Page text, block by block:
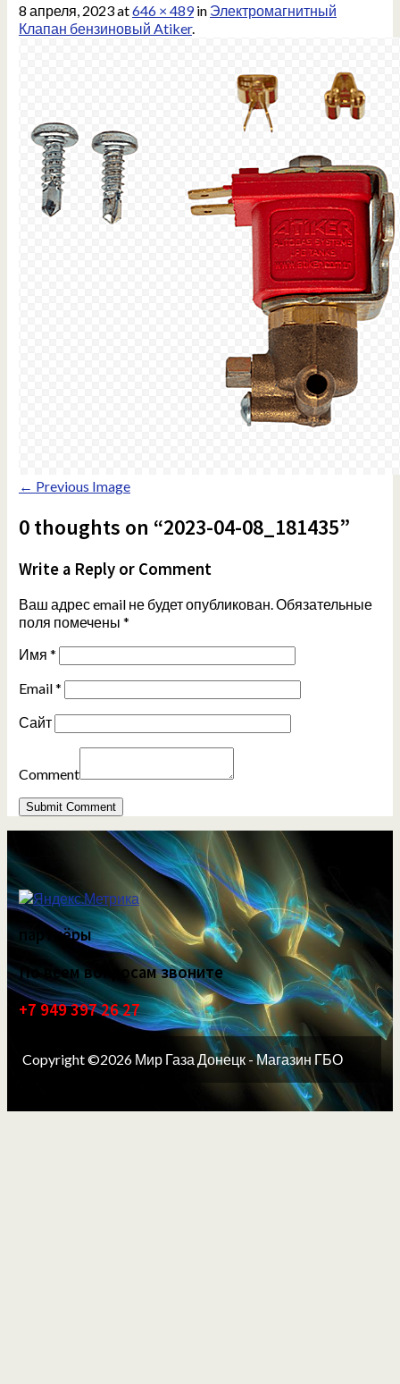
8 апреля, 2023at646 × 489in Электромагнитный
Клапан бензиновый Atiker.
← Previous Image
0 thoughts on “2023-04-08_181435”
Write a Reply or Comment
Ваш адрес email не будет опубликован.Обязательные
поля помечены *
Имя *
Email*
Сайт
Comment
партнёры
По всем вопросам звоните
+7 949 397 26 27
Copyright ©2026 Мир Газа Донецк - Магазин ГБО